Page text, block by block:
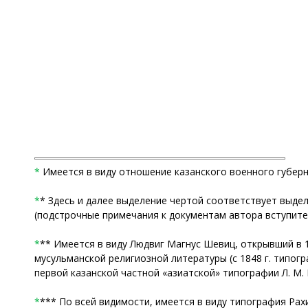
* Имеется в виду отношение казанского военного
** Здесь и далее выделение чертой соответствует
(подстрочные примечания к документам автора
*** Имеется в виду Людвиг Магнус Шевиц, открывший в
мусульманской религиозной литературы (с 1848 г.
первой казанской частной «азиатской» типографии Л.
**** По всей видимости, имеется в виду типография